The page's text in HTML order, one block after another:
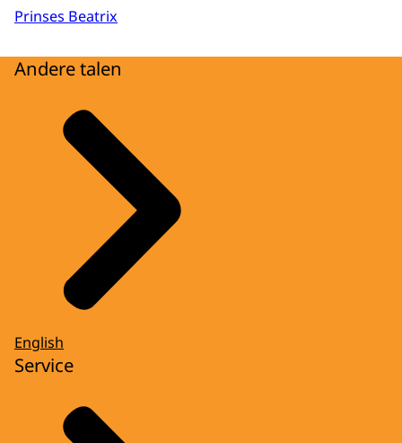
Prinses Beatrix
Andere talen
English
Service